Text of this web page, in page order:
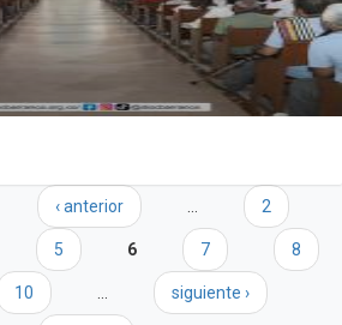
‹ anterior 2
5 6 7 8
10 siguiente ›